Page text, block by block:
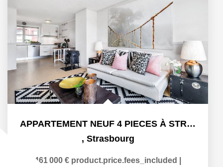
APPARTEMENT NEUF 4 PIECES À STRASBOURG ART MODERNE - GARE
, Strasbourg
461 000 € product.price.fees_included